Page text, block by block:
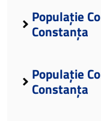
Populație
Constanța
Populație
Constanța